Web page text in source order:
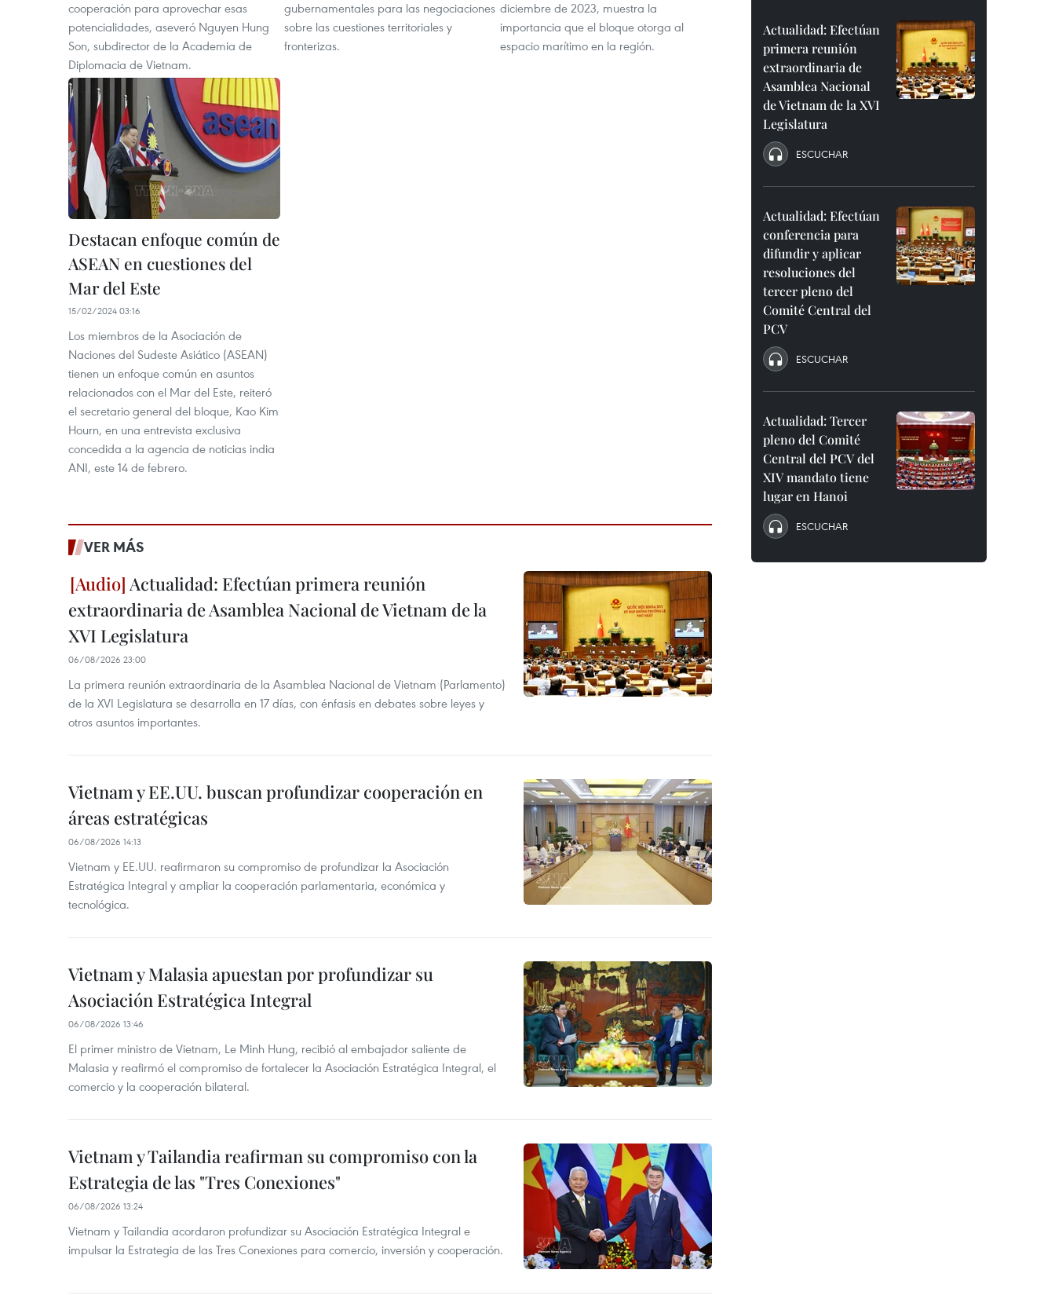
cooperación para aprovechar esas
potencialidades, aseveró Nguyen Hung
Son, subdirector de la Academia de
Diplomacia de Vietnam.
gubernamentales para las negociaciones
sobre las cuestiones territoriales y
fronterizas.
diciembre de 2023, muestra la
importancia que el bloque otorga al
espacio marítimo en la región.
Destacan enfoque común de
ASEAN en cuestiones del
Mar del Este
15/02/2024 03:16
Los miembros de la Asociación de
Naciones del Sudeste Asiático (ASEAN)
tienen un enfoque común en asuntos
relacionados con el Mar del Este, reiteró
el secretario general del bloque, Kao Kim
Hourn, en una entrevista exclusiva
concedida a la agencia de noticias india
ANI, este 14 de febrero.
VER MÁS
Actualidad: Efectúan primera reunión
extraordinaria de Asamblea Nacional de Vietnam de la
XVI Legislatura
06/08/2026 23:00
La primera reunión extraordinaria de la Asamblea Nacional de Vietnam (Parlamento)
de la XVI Legislatura se desarrolla en 17 días, con énfasis en debates sobre leyes y
otros asuntos importantes.
Vietnam y EE.UU. buscan profundizar cooperación en
áreas estratégicas
06/08/2026 14:13
Vietnam y EE.UU. reafirmaron su compromiso de profundizar la Asociación
Estratégica Integral y ampliar la cooperación parlamentaria, económica y
tecnológica.
Vietnam y Malasia apuestan por profundizar su
Asociación Estratégica Integral
06/08/2026 13:46
El primer ministro de Vietnam, Le Minh Hung, recibió al embajador saliente de
Malasia y reafirmó el compromiso de fortalecer la Asociación Estratégica Integral, el
comercio y la cooperación bilateral.
Vietnam y Tailandia reafirman su compromiso con la
Estrategia de las "Tres Conexiones"
06/08/2026 13:24
Vietnam y Tailandia acordaron profundizar su Asociación Estratégica Integral e
impulsar la Estrategia de las Tres Conexiones para comercio, inversión y cooperación.
Actualidad: Efectúan
primera reunión
extraordinaria de
Asamblea Nacional
de Vietnam de la XVI
Legislatura
ESCUCHAR
Actualidad: Efectúan
conferencia para
difundir y aplicar
resoluciones del
tercer pleno del
Comité Central del
PCV
ESCUCHAR
Actualidad: Tercer
pleno del Comité
Central del PCV del
XIV mandato tiene
lugar en Hanoi
ESCUCHAR